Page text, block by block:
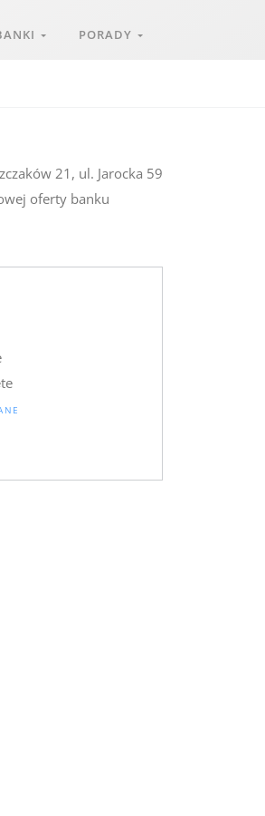
PORADY
21, ul. Jarocka 59
oferty banku